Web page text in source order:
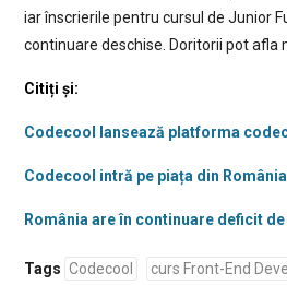
iar înscrierile pentru cursul de Junior
continuare deschise. Doritorii pot afla
Citiți și:
Codecool lansează platforma
Codecool intră pe piața din România
România are în continuare deficit
Tags Codecool curs Front-End